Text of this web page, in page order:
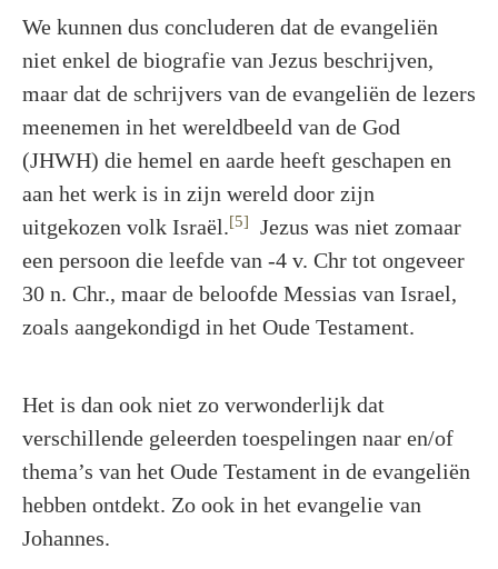
We kunnen dus concluderen dat de evangeliën
niet enkel de biografie van Jezus beschrijven,
maar dat de schrijvers van de evangeliën de lezers
meenemen in het wereldbeeld van de God
(JHWH) die hemel en aarde heeft geschapen en
aan het werk is in zijn wereld door zijn
uitgekozen volk Israël.[5]
Jezus was niet zomaar
een persoon die leefde van -4 v. Chr tot ongeveer
30 n. Chr., maar de beloofde Messias van Israel,
zoals aangekondigd in het Oude Testament.
Het is dan ook niet zo verwonderlijk dat
verschillende geleerden toespelingen naar en/of
thema’s van het Oude Testament in de evangeliën
hebben ontdekt. Zo ook in het evangelie van
Johannes.